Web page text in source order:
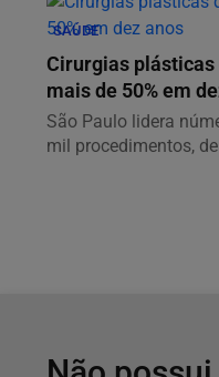
SAÚDE
Cirurgias plásticas
mais de 50% em
São Paulo lidera
mil procedimentos,